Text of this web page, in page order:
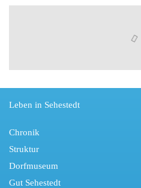
Leben in Sehestedt
Chronik
Struktur
Dorfmuseum
Gut Sehestedt